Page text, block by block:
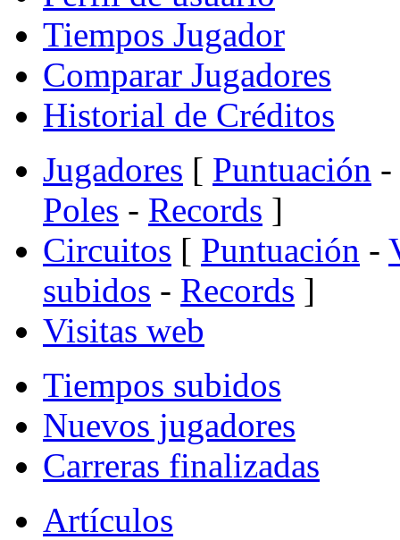
Tiempos Jugador
Comparar Jugadores
Historial de Créditos
Jugadores [ Puntuación -
Poles - Records ]
Circuitos [ Puntuación -
subidos - Records ]
Visitas web
Tiempos subidos
Nuevos jugadores
Carreras finalizadas
Artículos